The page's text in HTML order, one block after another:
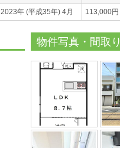
2023年 (平成35年) 4月
113,000円
物件写真・間取り